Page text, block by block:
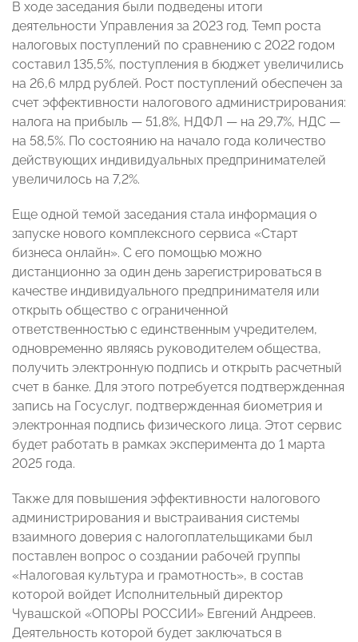
В ходе заседания были подведены итоги
деятельности Управления за 2023 год. Темп роста
налоговых поступлений по сравнению с 2022 годом
составил 135,5%, поступления в бюджет увеличились
на 26,6 млрд рублей. Рост поступлений обеспечен за
счет эффективности налогового администрирования:
налога на прибыль — 51,8%, НДФЛ — на 29,7%, НДС —
на 58,5%. По состоянию на начало года количество
действующих индивидуальных предпринимателей
увеличилось на 7,2%.
Еще одной темой заседания стала информация о
запуске нового комплексного сервиса «Старт
бизнеса онлайн». С его помощью можно
дистанционно за один день зарегистрироваться в
качестве индивидуального предпринимателя или
открыть общество с ограниченной
ответственностью с единственным учредителем,
одновременно являясь руководителем общества,
получить электронную подпись и открыть расчетный
счет в банке. Для этого потребуется подтвержденная
запись на Госуслуг, подтвержденная биометрия и
электронная подпись физического лица. Этот сервис
будет работать в рамках эксперимента до 1 марта
2025 года.
Также для повышения эффективности налогового
администрирования и выстраивания системы
взаимного доверия с налогоплательщиками был
поставлен вопрос о создании рабочей группы
«Налоговая культура и грамотность», в состав
которой войдет Исполнительный директор
Чувашской «ОПОРЫ РОССИИ» Евгений Андреев.
Деятельность которой будет заключаться в